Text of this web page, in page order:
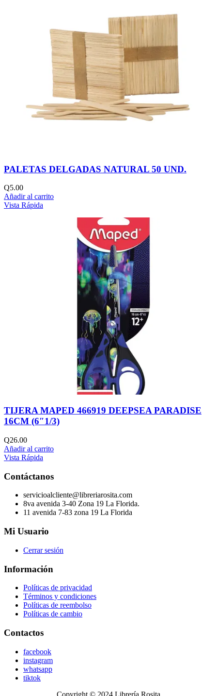
PALETAS DELGADAS NATURAL 50 UND.
Q5.00
Añadir al carrito
Vista Rápida
TIJERA MAPED 466919 DEEPSEA PARADISE
16CM (6″1/3)
Q26.00
Añadir al carrito
Vista Rápida
Contáctanos
servicioalcliente@libreriarosita.com
8va avenida 3-40 Zona 19 La Florida.
11 avenida 7-83 zona 19 La Florida
Mi Usuario
Cerrar sesión
Información
Políticas de privacidad
Términos y condiciones
Políticas de reembolso
Políticas de cambio
Contactos
facebook
instagram
whatsapp
tiktok
Copyright © 2024 Librería Rosita